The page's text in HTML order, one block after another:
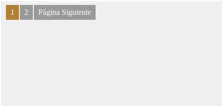
1 2 Página Siguiente